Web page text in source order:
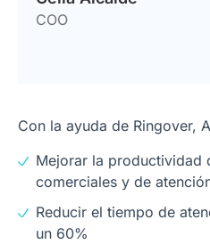
COO
Con la ayuda de Ringover,
Mejorar la productividad
comerciales y de
Reducir el tiempo de
un 60%